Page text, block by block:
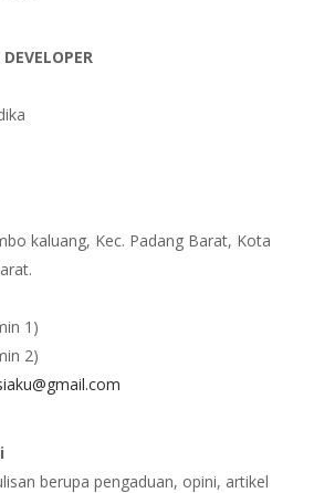
kaluang, Kec. Padang Barat, Kota
1)
2)
berupa pengaduan, opini, artikel